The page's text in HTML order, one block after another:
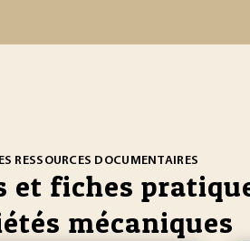
RESSOURCES DOCUMENTAIRES
fiches
mécaniques